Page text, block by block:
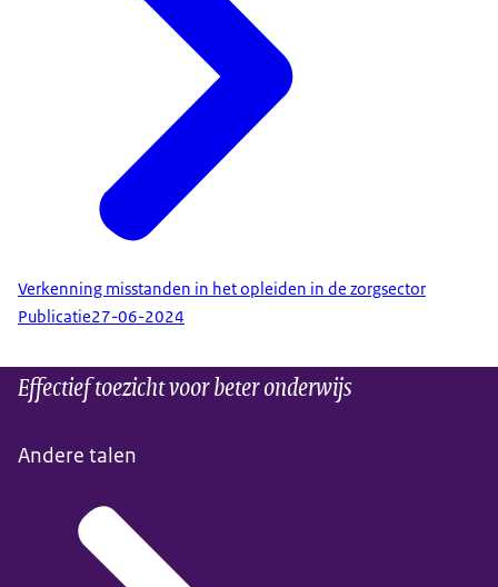
Verkenning misstanden in het opleiden in de zorgsector
Publicatie27-06-2024
Effectief toezicht voor beter onderwijs
Andere talen